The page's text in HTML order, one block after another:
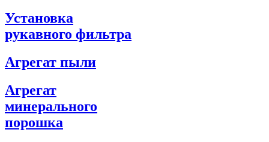
Установка
рукавного фильтра
Агрегат пыли
Агрегат
минерального
порошка